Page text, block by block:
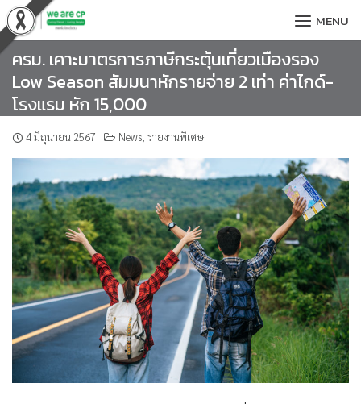
Skip
to
content
MENU
ครม. เคาะมาตรการภาษีกระตุ้นเที่ยวเมืองรอง
Low Season สัมมนาหักรายจ่าย 2 เท่า ค่าไกด์-
โรงแรม หัก 15,000
4 มิถุนายน 2567 News, รายงานพิเศษ